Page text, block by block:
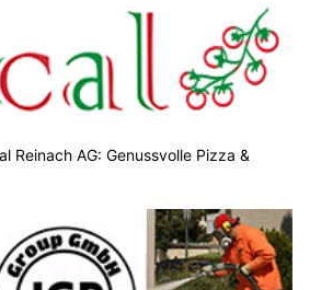
Reinach AG: Genussvolle Pizza &